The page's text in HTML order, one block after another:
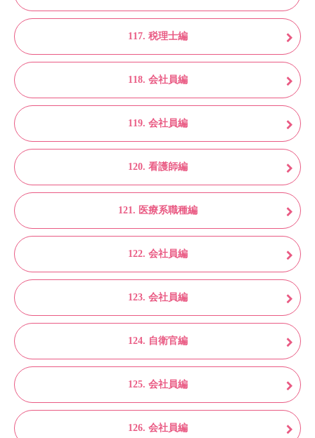
117. 税理士編
118. 会社員編
119. 会社員編
120. 看護師編
121. 医療系職種編
122. 会社員編
123. 会社員編
124. 自衛官編
125. 会社員編
126. 会社員編